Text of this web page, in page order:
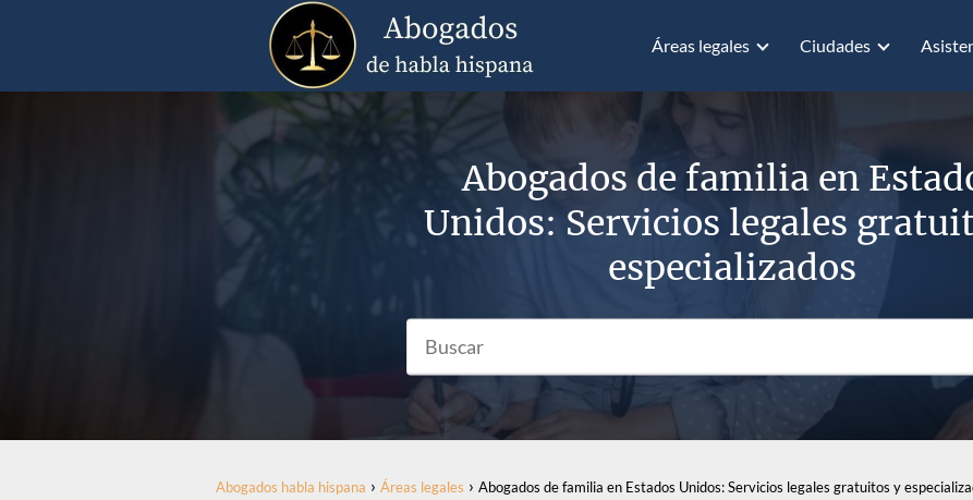
Áreas legales Ciudades
Abogados de familia en
Unidos: Servicios legales
especializados
Abogados habla hispana Áreas legales Abogados de familia en Estados Unidos: Servicios legales gratuitos y